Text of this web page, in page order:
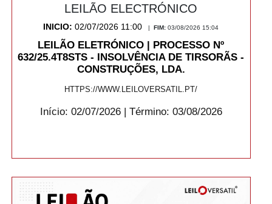
LEILÃO ELECTRÓNICO
INICIO:02/07/2026 11:00 |FIM:03/08/2026 15:04
LEILÃO ELETRÓNICO | PROCESSO Nº
632/25.4T8STS - INSOLVÊNCIA DE TIRSORÃS -
CONSTRUÇÕES, LDA.
HTTPS://WWW.LEILOVERSATIL.PT/
Início: 02/07/2026 | Término: 03/08/2026